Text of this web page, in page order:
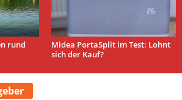
rund
Midea PortaSplit im Test: Lohnt
sich der Kauf?